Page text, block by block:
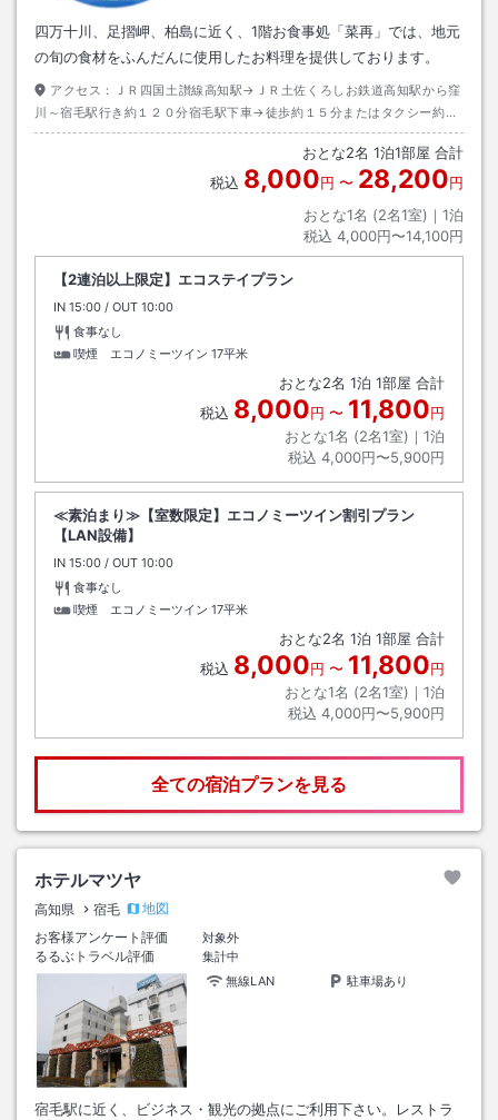
四万十川、足摺岬、柏島に近く、1階お食事処「菜再」では、地元
の旬の食材をふんだんに使用したお料理を提供しております。
アクセス：
ＪＲ四国土讃線高知駅→ＪＲ土佐くろしお鉄道高知駅から窪
川～宿毛駅行き約１２０分宿毛駅下車→徒歩約１５分またはタクシー約５
分
おとな2名 1泊1部屋 合計
税込 8,000円 〜 28,200円
おとな1名 (2名1室)｜ 1泊
税込 4,000円〜14,100円
【2連泊以上限定】エコステイプラン
IN チェックイン
15:00 / OUT チェックアウト
10:00
食事なし
喫煙 エコノミーツイン 17平米
おとな2名 1泊 1部屋 合計
税込 8,000円 〜 11,800円
おとな1名 (2名1室)｜ 1泊
税込 4,000円〜5,900円
≪素泊まり≫【室数限定】エコノミーツイン割引プラン
【LAN設備】
IN チェックイン
15:00 / OUT チェックアウト
10:00
食事なし
喫煙 エコノミーツイン 17平米
おとな2名 1泊 1部屋 合計
税込 8,000円 〜 11,800円
おとな1名 (2名1室)｜ 1泊
税込 4,000円〜5,900円
全ての宿泊プランを見る
ホテルマツヤ
高知県 宿毛
地図
お客様アンケート評価
対象外
るるぶトラベル評価
集計中
無線LAN
駐車場あり
宿毛駅に近く、ビジネス・観光の拠点にご利用下さい。レストラ